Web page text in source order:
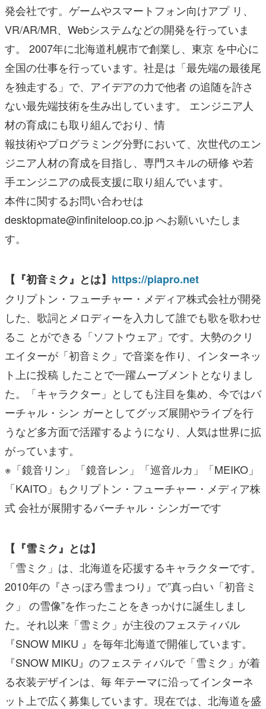
発会社です。ゲームやスマートフォン向けアプ リ、
VR/AR/MR、Webシステムなどの開発を行っていま
す。 2007年に北海道札幌市で創業し、東京 を中心に
全国の仕事を行っています。社是は「最先端の最後尾
を独走する」で、アイデアの力で他者 の追随を許さ
ない最先端技術を生み出しています。 エンジニア人
材の育成にも取り組んでおり、情
報技術やプログラミング分野において、次世代のエン
ジニア人材の育成を目指し、専門スキルの研修 や若
手エンジニアの成長支援に取り組んでいます。
本件に関するお問い合わせは
desktopmate@infiniteloop.co.jp へお願いいたしま
す。
【『初音ミク』とは】 https://piapro.net
クリプトン・フューチャー・メディア株式会社が開発
した、歌詞とメロディーを入力して誰でも歌を歌わせ
るこ とができる「ソフトウェア」です。大勢のクリ
エイターが「初音ミク」で音楽を作り、インターネッ
ト上に投稿 したことで一躍ムーブメントとなりまし
た。「キャラクター」としても注目を集め、今ではバ
ーチャル・シン ガーとしてグッズ展開やライブを行
うなど多方面で活躍するようになり、人気は世界に拡
がっています。
※「鏡音リン」「鏡音レン」「巡音ルカ」「MEIKO」
「KAITO」もクリプトン・フューチャー・メディア株
式 会社が展開するバーチャル・シンガーです
【『雪ミク』とは】
「雪ミク」は、北海道を応援するキャラクターです。
2010年の『さっぽろ雪まつり』で”真っ白い「初音ミ
ク」 の雪像”を作ったことをきっかけに誕生しまし
た。それ以来「雪ミク」が主役のフェスティバル
『SNOW MIKU 』を毎年北海道で開催しています。
『SNOW MIKU』のフェスティバルで「雪ミク」が着
る衣装デザインは、毎 年テーマに沿ってインターネ
ット上で広く募集しています。現在では、北海道を盛